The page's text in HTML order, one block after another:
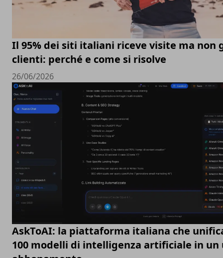
Il 95% dei siti italiani riceve visite ma non
clienti: perché e come si risolve
26/06/2026
AskToAI: la piattaforma italiana che
100 modelli di intelligenza artificiale in un